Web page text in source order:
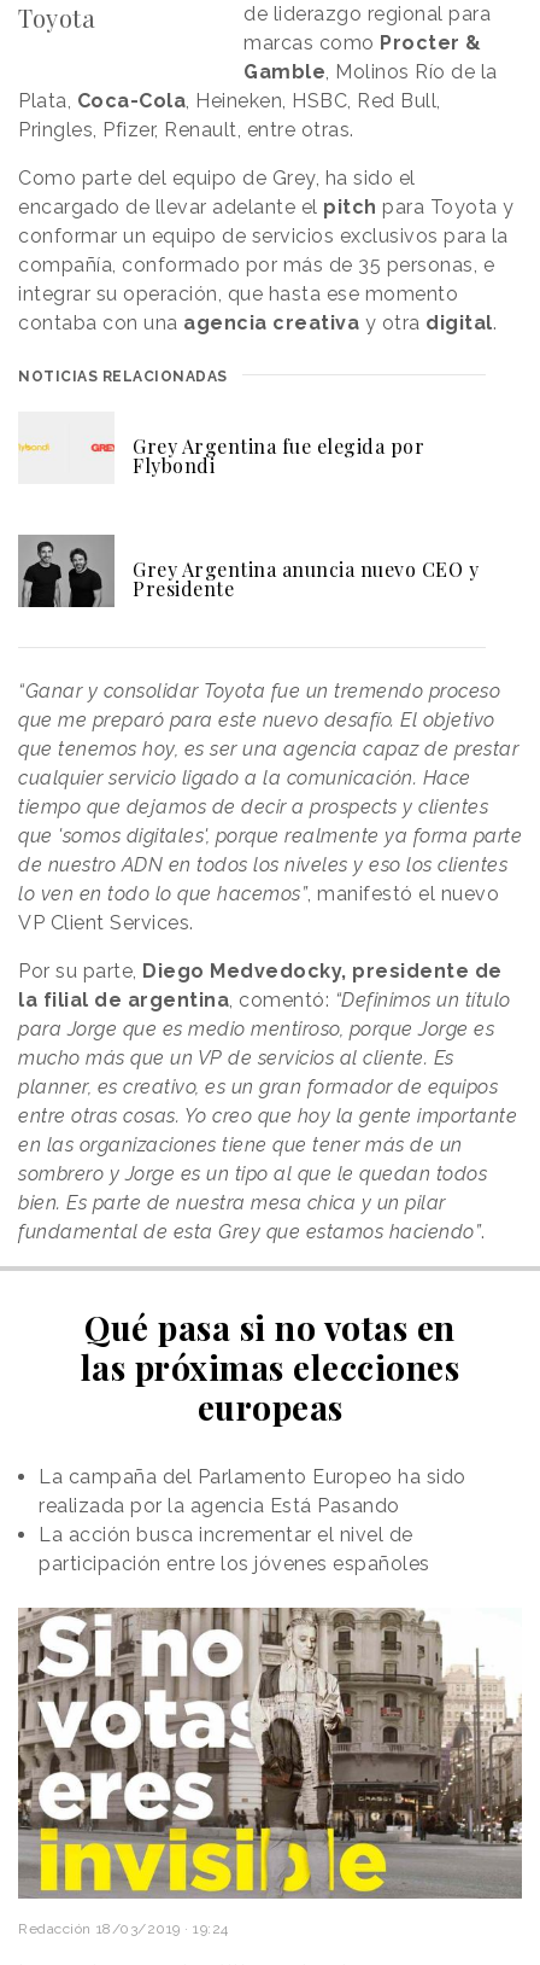
Toyota
de liderazgo regional para
marcas como Procter &
Gamble, Molinos Río de la
Plata, Coca-Cola, Heineken, HSBC, Red Bull,
Pringles, Pfizer, Renault, entre otras.
Como parte del equipo de Grey, ha sido el
encargado de llevar adelante el pitch para Toyota y
conformar un equipo de servicios exclusivos para la
compañía, conformado por más de 35 personas, e
integrar su operación, que hasta ese momento
contaba con una agencia creativa y otra digital.
NOTICIAS RELACIONADAS
Grey Argentina fue elegida por
Flybondi
Grey Argentina anuncia nuevo CEO y
Presidente
“Ganar y consolidar Toyota fue un tremendo proceso
que me preparó para este nuevo desafío. El objetivo
que tenemos hoy, es ser una agencia capaz de prestar
cualquier servicio ligado a la comunicación. Hace
tiempo que dejamos de decir a prospects y clientes
que 'somos digitales', porque realmente ya forma parte
de nuestro ADN en todos los niveles y eso los clientes
lo ven en todo lo que hacemos”, manifestó el nuevo
VP Client Services.
Por su parte, Diego Medvedocky, presidente de
la filial de argentina, comentó: “Definimos un título
para Jorge que es medio mentiroso, porque Jorge es
mucho más que un VP de servicios al cliente. Es
planner, es creativo, es un gran formador de equipos
entre otras cosas. Yo creo que hoy la gente importante
en las organizaciones tiene que tener más de un
sombrero y Jorge es un tipo al que le quedan todos
bien. Es parte de nuestra mesa chica y un pilar
fundamental de esta Grey que estamos haciendo”.
Qué pasa si no votas en
las próximas elecciones
europeas
La campaña del Parlamento Europeo ha sido
realizada por la agencia Está Pasando
La acción busca incrementar el nivel de
participación entre los jóvenes españoles
Redacción 18/03/2019 · 19:24